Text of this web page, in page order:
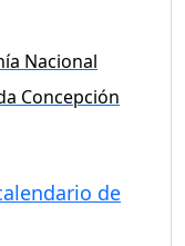
Nacional
Concepción
de